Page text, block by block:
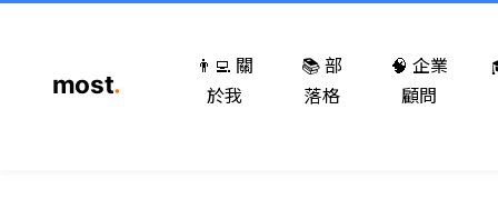
👨‍💻 關
於我
📚 部
落格
🧠 企業
顧問